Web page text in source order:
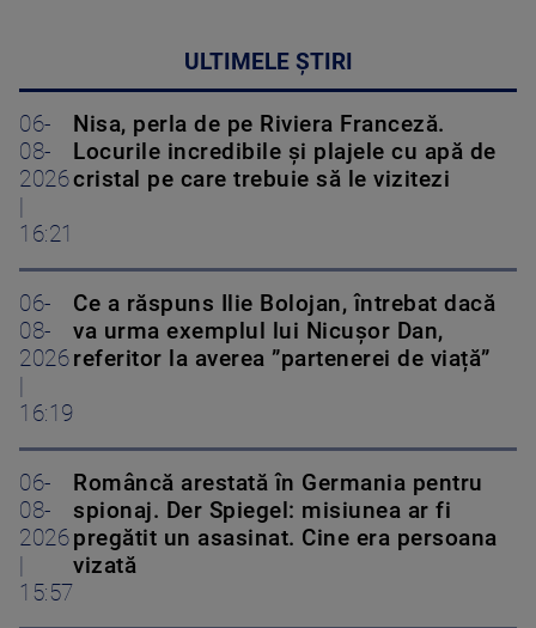
ULTIMELE ȘTIRI
06-
08-
2026
16:21
Nisa, perla de pe Riviera Franceză.
Locurile incredibile și plajele cu apă de
cristal pe care trebuie să le vizitezi
06-
08-
2026
16:19
Ce a răspuns Ilie Bolojan, întrebat dacă
va urma exemplul lui Nicușor Dan,
referitor la averea ”partenerei de viață”
06-
08-
2026
15:57
Româncă arestată în Germania pentru
spionaj. Der Spiegel: misiunea ar fi
pregătit un asasinat. Cine era persoana
vizată